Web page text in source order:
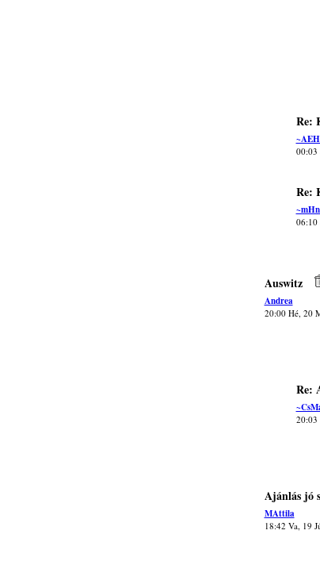
Re:
00:03
Re:
06:10
Auswitz
Andrea
20:00 Hé, 20
Re:
20:03
Ajánlás jó
MAttila
18:42 Va, 19